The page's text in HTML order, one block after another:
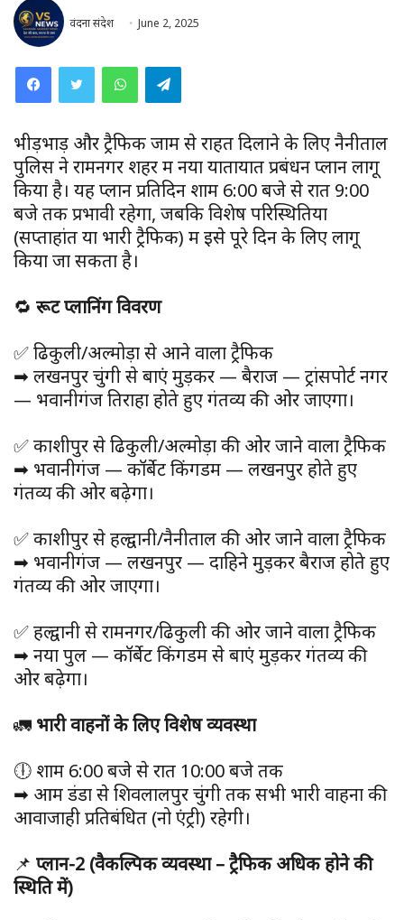
वंदना संदेश June 2, 2025
WhatsAppTelegram
भीड़भाड़ और ट्रैफिक जाम से राहत दिलाने के लिए नैनीताल
पुलिस ने रामनगर शहर में नया यातायात प्रबंधन प्लान लागू
किया है। यह प्लान प्रतिदिन शाम 6:00 बजे से रात 9:00
बजे तक प्रभावी रहेगा, जबकि विशेष परिस्थितियों
(सप्ताहांत या भारी ट्रैफिक) में इसे पूरे दिन के लिए लागू
किया जा सकता है।
🔁 रूट प्लानिंग विवरण
✅ ढिकुली/अल्मोड़ा से आने वाला ट्रैफिक
➡ लखनपुर चुंगी से बाएं मुड़कर — बैराज — ट्रांसपोर्ट नगर
— भवानीगंज तिराहा होते हुए गंतव्य की ओर जाएगा।
✅ काशीपुर से ढिकुली/अल्मोड़ा की ओर जाने वाला ट्रैफिक
➡ भवानीगंज — कॉर्बेट किंगडम — लखनपुर होते हुए
गंतव्य की ओर बढ़ेगा।
✅ काशीपुर से हल्द्वानी/नैनीताल की ओर जाने वाला ट्रैफिक
➡ भवानीगंज — लखनपुर — दाहिने मुड़कर बैराज होते हुए
गंतव्य की ओर जाएगा।
✅ हल्द्वानी से रामनगर/ढिकुली की ओर जाने वाला ट्रैफिक
➡ नया पुल — कॉर्बेट किंगडम से बाएं मुड़कर गंतव्य की
ओर बढ़ेगा।
🚛 भारी वाहनों के लिए विशेष व्यवस्था
🕕 शाम 6:00 बजे से रात 10:00 बजे तक
➡ आम डंडा से शिवलालपुर चुंगी तक सभी भारी वाहनों की
आवाजाही प्रतिबंधित (नो एंट्री) रहेगी।
📌 प्लान-2 (वैकल्पिक व्यवस्था – ट्रैफिक अधिक होने की
स्थिति में)